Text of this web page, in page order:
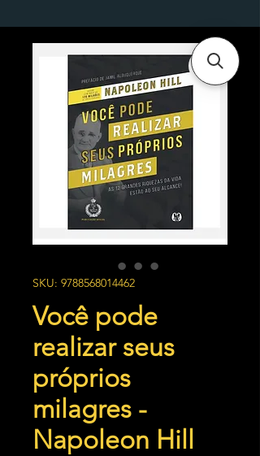
SKU: 9788568014462
Você pode
realizar seus
próprios
milagres -
Napoleon Hill